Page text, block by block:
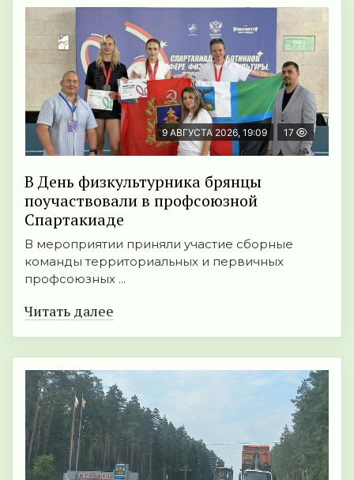
9 АВГУСТА 2026, 19:09 17
В День физкультурника брянцы
поучаствовали в профсоюзной
Спартакиаде
В мероприятии приняли участие сборные
команды территориальных и первичных
профсоюзных ...
Читать далее